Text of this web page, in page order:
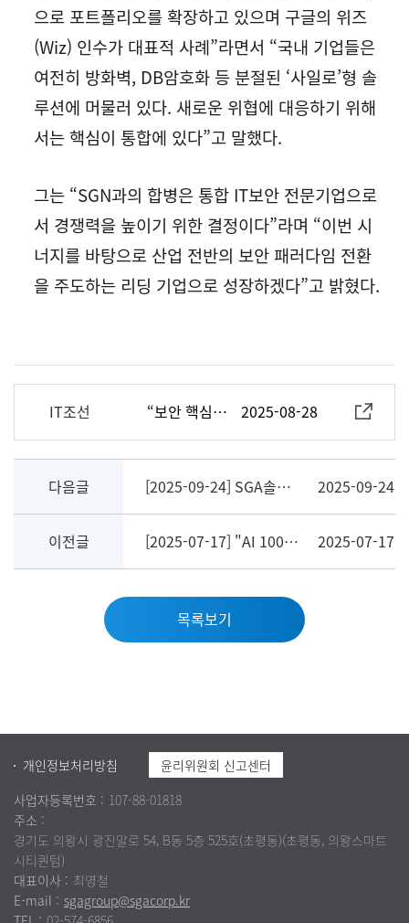
으로 포트폴리오를 확장하고 있으며 구글의 위즈
(Wiz) 인수가 대표적 사례”라면서 “국내 기업들은
여전히 방화벽, DB암호화 등 분절된 ‘사일로’형 솔
루션에 머물러 있다. 새로운 위협에 대응하기 위해
서는 핵심이 통합에 있다”고 말했다.
그는 “SGN과의 합병은 통합 IT보안 전문기업으로
서 경쟁력을 높이기 위한 결정이다”라며 “이번 시
너지를 바탕으로 산업 전반의 보안 패러다임 전환
을 주도하는 리딩 기업으로 성장하겠다”고 밝혔다.
IT조선 “보안 핵심은 통합” SGA솔루션즈, SGN 흡수합병으로 경쟁력 강화 2025-08-28
다음글 [2025-09-24] SGA솔루션즈, ‘국가·공공기관 대상 국가망 보안체계 시범 실증사업’ 주관사 선정 2025-09-24
이전글 [2025-07-17] "AI 100조원 시대 단 몇 조만 투입돼도 韓 보안산업 결정적 전환점 맞을 것" 2025-07-17
목록보기
개인정보처리방침
윤리위원회 신고센터
사업자등록번호 : 107-88-01818
주소 :
경기도 의왕시 광진말로 54, B동 5층 525호(초평동)(초평동, 의왕스마트
시티퀀텀)
대표이사 : 최영철
E-mail : sgagroup@sgacorp.kr